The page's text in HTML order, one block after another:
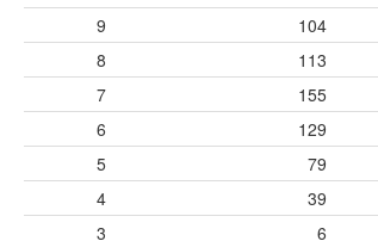
9
104
8
113
7
155
6
129
5
79
4
39
3
6